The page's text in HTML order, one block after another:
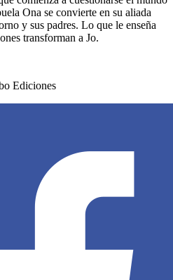
Ona se convierte en su aliada
y sus padres. Lo que le enseña
transforman a Jo.
Ediciones